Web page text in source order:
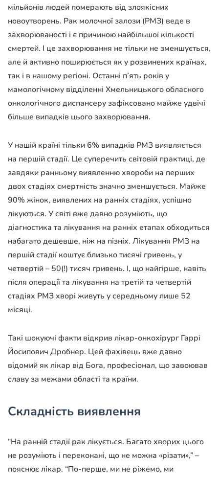
мільйонів людей померають від злоякісних
новоутворень. Рак молочної залози (РМЗ) веде в
захворюваності і є причиною найбільшої кількості
смертей. І це захворювання не тільки не зменшується,
але й активно поширюється як у розвинених країнах,
так і в нашому регіоні. Останні п’ять років у
мамологічному відділенні Хмельницького обласного
онкологічного диспансеру зафіксовано майже удвічі
більше випадків цього захворювання.
У нашій країні тільки 6% випадків РМЗ виявляється
на першій стадії. Це суперечить світовій практиці, де
завдяки ранньому виявленню хвороби на перших
двох стадіях смертність значно зменшується. Майже
90% жінок, виявлених на ранніх стадіях, успішно
лікуються. У світі вже давно розуміють, що
діагностика та лікування на ранніх етапах обходиться
набагато дешевше, ніж на пізніх. Лікування РМЗ на
першій стадії коштує близько тисячі гривень, у
четвертій – 50(!) тисяч гривень. І, що найгірше, навіть
після операції та лікування на третій та четвертій
стадіях РМЗ хворі живуть у середньому лише 52
місяці.
Такі шокуючі факти відкрив лікар-онкохірург Гаррі
Йосипович Дробнер. Цей фахівець вже давно
відомий як лікар від Бога, професіонал, що завоював
славу за межами області та країни.
Складність виявлення
“На ранній стадії рак лікується. Багато хворих цього
не розуміють і переконані, що не можна «різати»,” –
пояснює лікар. “По-перше, ми не ріжемо, ми